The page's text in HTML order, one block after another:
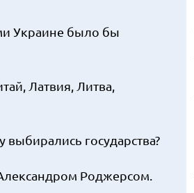
Украине было бы
Латвия, Литва,
государства?
Роджерсом.